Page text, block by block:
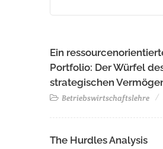
Ein
Portfolio: Der Würfel
strategischen
Betriebswirtschaftslehre
The Hurdles Analysis